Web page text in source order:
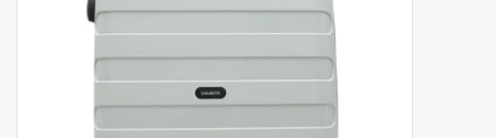
Secrid portemonnee